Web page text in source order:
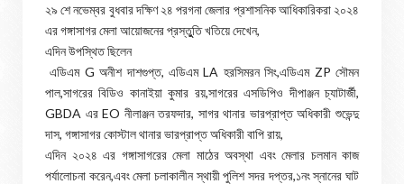
২৯ শে নভেম্বর বুধবার দক্ষিণ ২৪ পরগনা জেলার প্রশাসনিক আধিকারিকরা ২০২৪
এর গঙ্গাসাগর মেলা আয়োজনের প্রস্তুুতি খতিয়ে দেখেন,
এদিন উপস্থিত ছিলেন
এডিএম G অনীশ দাশগুপ্ত, এডিএম LA হরসিমরন সিং,এডিএম ZP সৌমন
পাল,সাগরের বিডিও কানাইয়া কুমার রয়,সাগরের এসডিপিও দীপাঞ্জন চ্যাটার্জী,
GBDA এর EO নীলাঞ্জন তরফদার, সাগর থানার ভারপ্রাপ্ত অধিকারী শুভেন্দু
দাস, গঙ্গাসাগর কোস্টাল থানার ভারপ্রাপ্ত অধিকারী বাপি রায়,
এদিন ২০২৪ এর গঙ্গাসাগরের মেলা মাঠের অবস্থা এবং মেলার চলমান কাজ
পর্যালোচনা করেন,এবং মেলা চলাকালীন স্থায়ী পুলিশ সদর দপ্তর,১নং স্নানের ঘাট